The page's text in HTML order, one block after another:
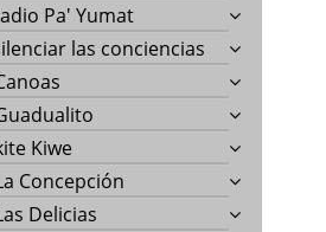
Pa' Yumat
las conciencias
Kiwe
Concepción
Delicias